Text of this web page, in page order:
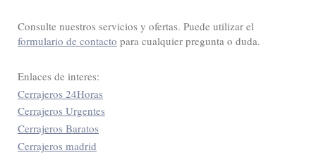
Consulte nuestros servicios y ofertas. Puede utilizar el
formulario de contacto para cualquier pregunta o duda.
Enlaces de interes:
Cerrajeros 24Horas
Cerrajeros Urgentes
Cerrajeros Baratos
Cerrajeros madrid